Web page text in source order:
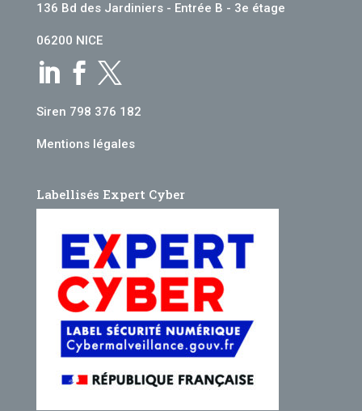
136 Bd des Jardiniers - Entrée B - 3e étage
06200 NICE
  
Siren 798 376 182
Mentions légales
Labellisés Expert Cyber